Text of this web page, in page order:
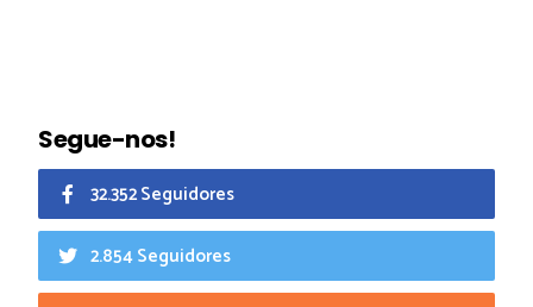
Segue-nos!
32.352 Seguidores
2.854 Seguidores